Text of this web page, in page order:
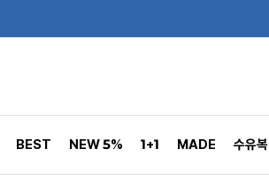
BEST NEW 5% 1+1 MADE 수유복